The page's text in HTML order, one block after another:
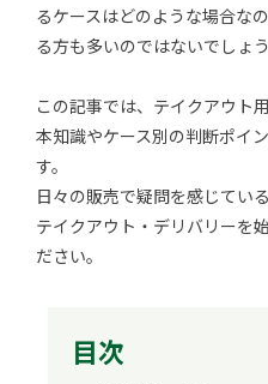
るケースはどのような場合な
る方も多いのではないでしょう
この記事では、テイクアウト
本知識やケース別の判断ポイ
す。
日々の販売で疑問を感じてい
テイクアウト・デリバリーを
ださい。
目次